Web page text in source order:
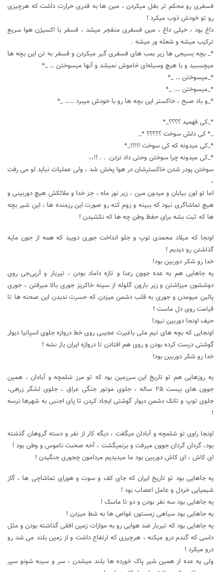
فسفری رو محکم تر بغل میکردن ، مین ها به قدری حرارت داشت که هرچیزی
رو تو خودش ذوب میکرد !
داغ بود ، خیلی داغ ، مین فسفری منفجر میشد ، فسفر با اکسیژن هوا سریع
ترکیب میشه و شعله ور میشه .
*_ بچه بسیجی ها زیر بمب های فسفری گیر میکردن و فسفر به تن این بچه ها
میچسبید و با هیچ وسیله‌ای خاموش نمیشد و آنها میسوختن … _*
*_میسوختن … _*
*_میسوختن …. _*
*_و باد صبح ، خاکستر این بچه ها رو با خودش میبرد …… _*
*_کی فهمید ؟؟؟؟_*
_* کی دلش سوخت ؟؟؟؟؟ *_
*_کی میدونه که کی سوخت !!!!!_*
*_کی میدونه چرا سوختن وحتی داد نزدن. . . !!،،
سوختن پودر شدن خاکسترشان در هوا پخش شد ، ولی عملیات نباید لو می رفت
،
اما تو اون بیابان و میدون مین ، زیر نور ماه ، جز خدا و ملائکش هیچ دوربینی و
هیچ تماشاگری نبود که ببینه و زوم کنه رو صورت این رزمنده ها ، این شیر بچه
ها که ثبت بشه برای حفظ وطن چه ها که نکشیدن !
اونجا که میلاد محمدی توپ و جلو انداخت جوری دویید که همه از جون مایه
گذاشتن رو دیدیم !
خدا رو شکر دوربین بود!
یه جاهایی هم یه عده جوون رعنا و تازه داماد بودن ، تیربار و آرپی‌جی روی
دوششون میزاشتن و زیر بارون گلوله از سینه خاکریز جوری بالا میرفتن ، جوری
پائین میومدن و جوری به قلب دشمن میزدن که حسرت ندیدن این صحنه ها تا
قیامت روی دل ماست !
حیف اونجا دوربین نبود!
اونجایی که بچه های تیم ملی باغیرت عجیبی روی خط دروازه جلوی اسپانیا دیوار
گوشتی درست کرده بودن و روی هم افتادن تا دروازه ایران باز نشه !
خدا رو شکر دوربین بود!
یه روزهایی هم تو تاریخ این سرزمین بود که تو مرز شلمچه و آبادان ، همین
جوون های بیست ۲۵ ساله ، جلوی موتور جنگی عراق ، جلوی لشگر زرهی،
جلوی توپ و تانک دشمن دیوار گوشتی ایجاد کردن تا پای اجنبی به شهرها نرسه
!
اونجا راوی تو شلمچه و آبادان میگفت ، دیگه کار از نفر و دسته گروهان گذشته
بود، گردان گردان جوون میرفت و برنمیگشت ، آخه صحبت ناموس و وطن بود !
ای کاش ، ای کاش دوربین بود ما میدیدیم مردامون چجوری جنگیدن !
یه جاهایی بود تو تاریخ ایران که جای کف و سوت و هورای تماشاچی ها ، گاز
شیمیایی خردل و عامل اعصاب بود !
یه جاهایی بود سه نفر بودن و دو تا ماسک !
یه جاهایی بود سیاهی زمستون غواص ها به شط میزدن !
یه جاهایی بود که تیربار ضد هوایی رو به موازات زمین افقی گذاشته بودن و مثل
داسی که گندم درو میکنه ، هرچیزی که ارتفاع داشت و از زمین بلند می شد رو
درو میکرد !
ولی یه عده از همین شیر پاک خورده ها بلند میشدن ، سر و سینه شونو سپر